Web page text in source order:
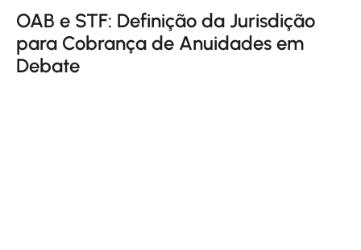
OAB e STF: Definição da Jurisdição
para Cobrança de Anuidades em
Debate